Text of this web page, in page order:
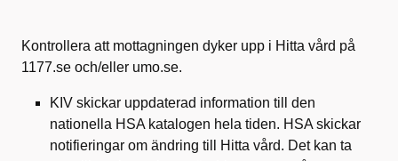
Kontrollera att mottagningen dyker upp i Hitta vård på
1177.se och/eller umo.se.
KIV skickar uppdaterad information till den
nationella HSA katalogen hela tiden. HSA skickar
notifieringar om ändring till Hitta vård. Det kan ta